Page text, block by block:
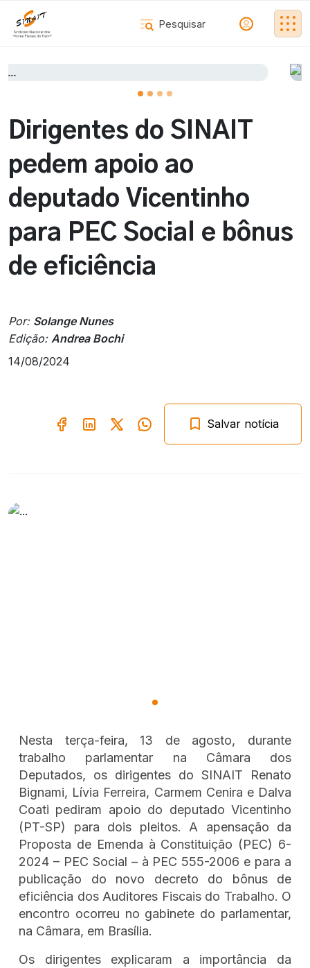
Dirigentes do SINAIT
pedem apoio ao
deputado Vicentinho
para PEC Social e bônus
de eficiência
Por: Solange Nunes
Edição: Andrea Bochi
14/08/2024
Salvar notícia
Nesta terça-feira, 13 de agosto, durante
trabalho parlamentar na Câmara dos
Deputados, os dirigentes do SINAIT Renato
Bignami, Lívia Ferreira, Carmem Cenira e Dalva
Coati pediram apoio do deputado Vicentinho
(PT-SP) para dois pleitos. A apensação da
Proposta de Emenda à Constituição (PEC) 6-
2024 – PEC Social – à PEC 555-2006 e para a
publicação do novo decreto do bônus de
eficiência dos Auditores Fiscais do Trabalho. O
encontro ocorreu no gabinete do parlamentar,
na Câmara, em Brasília.
Os dirigentes explicaram a importância da